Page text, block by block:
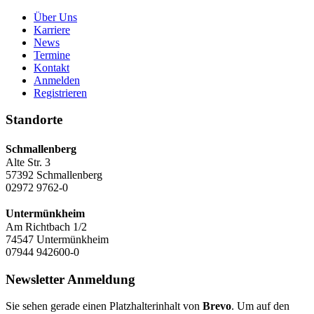
Über Uns
Karriere
News
Termine
Kontakt
Anmelden
Registrieren
Standorte
Schmallenberg
Alte Str. 3
57392 Schmallenberg
02972 9762-0
Untermünkheim
Am Richtbach 1/2
74547 Untermünkheim
07944 942600-0
Newsletter Anmeldung
Sie sehen gerade einen Platzhalterinhalt von Brevo. Um auf den